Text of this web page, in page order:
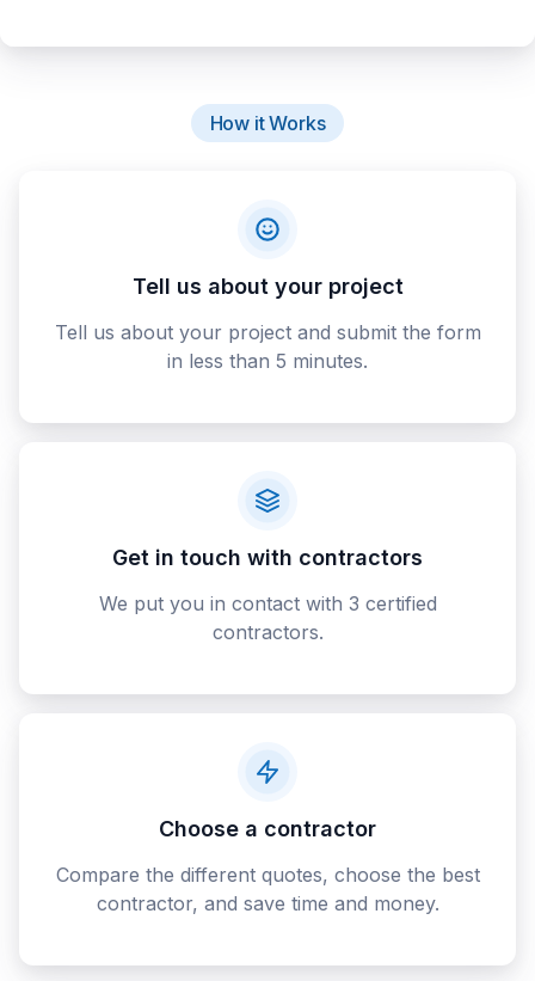
How it Works
Tell us about your project
Tell us about your project and submit the form
in less than 5 minutes.
Get in touch with contractors
We put you in contact with 3 certified
contractors.
Choose a contractor
Compare the different quotes, choose the best
contractor, and save time and money.